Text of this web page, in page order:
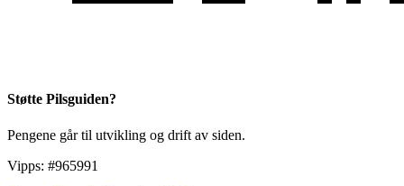
Støtte Pilsguiden?
Pengene går til utvikling og drift av siden.
Vipps: #965991